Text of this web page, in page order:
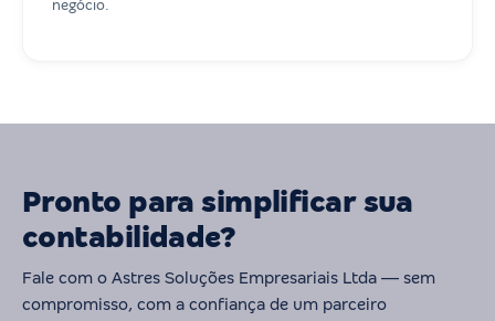
negócio.
Pronto para simplificar sua
contabilidade?
Fale com o Astres Soluções Empresariais Ltda — sem
compromisso, com a confiança de um parceiro